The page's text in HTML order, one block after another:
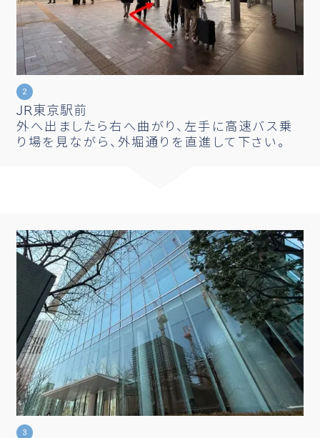
JR東京駅前
外へ出ましたら右へ曲がり、左手に高速バス乗
り場を見ながら、外堀通りを直進して下さい。